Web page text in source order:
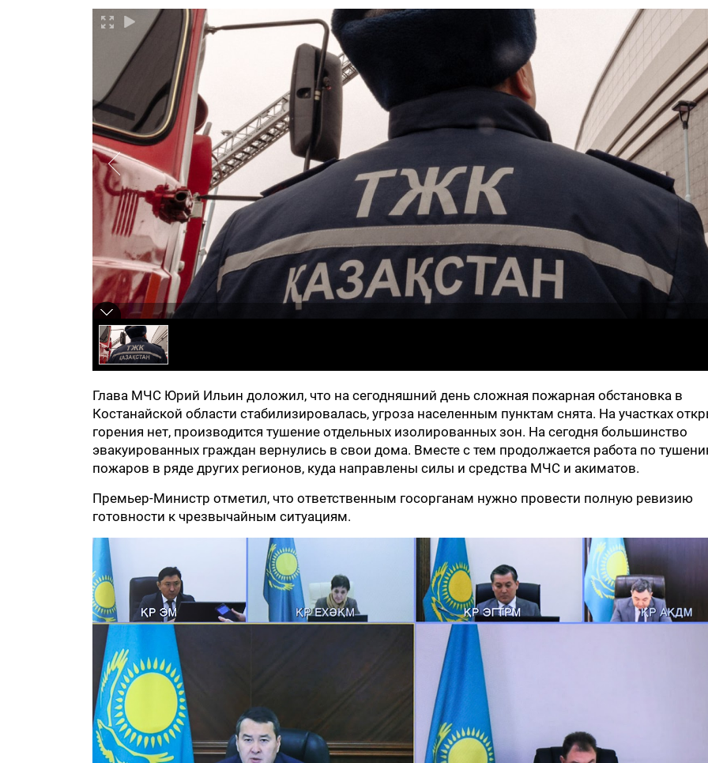
Глава МЧС Юрий Ильин доложил, что на сегодняшний день сложная пожарная обстановка в
Костанайской области стабилизировалась, угроза населенным пунктам снята. На участках
горения нет, производится тушение отдельных изолированных зон. На сегодня большинство
эвакуированных граждан вернулись в свои дома. Вместе с тем продолжается работа по
пожаров в ряде других регионов, куда направлены силы и средства МЧС и акиматов.
Премьер-Министр отметил, что ответственным госорганам нужно провести полную ревизию
готовности к чрезвычайным ситуациям.